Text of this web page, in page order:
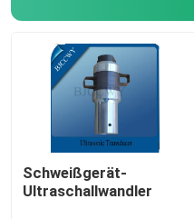
Schweißgerät-
Ultraschallwandler